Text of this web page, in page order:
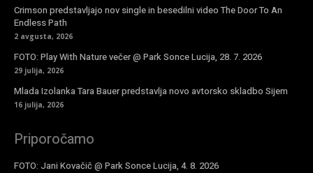
Crimson predstavljajo nov single in besedilni video The Door To An
Endless Path
2 avgusta, 2026
FOTO: Play With Nature večer @ Park Sonce Lucija, 28. 7. 2026
29 julija, 2026
Mlada Izolanka Tara Bauer predstavlja novo avtorsko skladbo Sijem
16 julija, 2026
Priporočamo
FOTO: Jani Kovačič @ Park Sonce Lucija, 4. 8. 2026